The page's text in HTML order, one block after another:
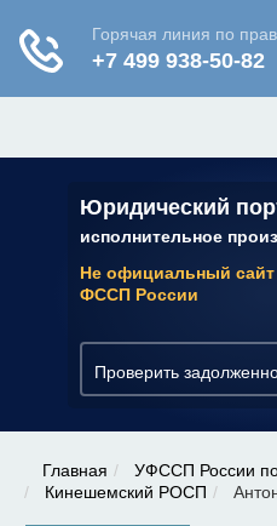
Юридический
исполнительное
Не официальный сайт
ФССП России
Проверить
✆ 7 (800) 350-22-64
Главная
УФССП России по
Кинешемский РОСП